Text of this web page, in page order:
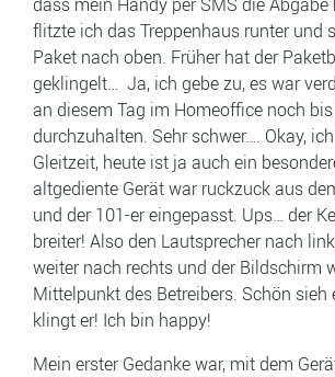
flitzte ich das Treppenhaus runter und
Paket nach oben. Früher hat der
geklingelt… Ja, ich gebe zu, es war
an diesem Tag im Homeoffice noch
durchzuhalten. Sehr schwer…. Okay,
Gleitzeit, heute ist ja auch ein
altgediente Gerät war ruckzuck aus
und der 101-er eingepasst. Ups… der
breiter! Also den Lautsprecher nach
weiter nach rechts und der Bildschirm
Mittelpunkt des Betreibers. Schön sieh
klingt er! Ich bin happy!
Mein erster Gedanke war, mit dem